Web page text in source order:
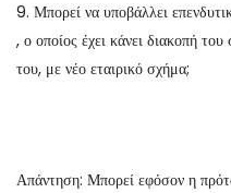
9. Μπορεί να υποβάλλει
, ο οποίος έχει κάνει διακοπή
του, με νέο εταιρικό σχήμα;
Απάντηση: Μπορεί εφόσον η